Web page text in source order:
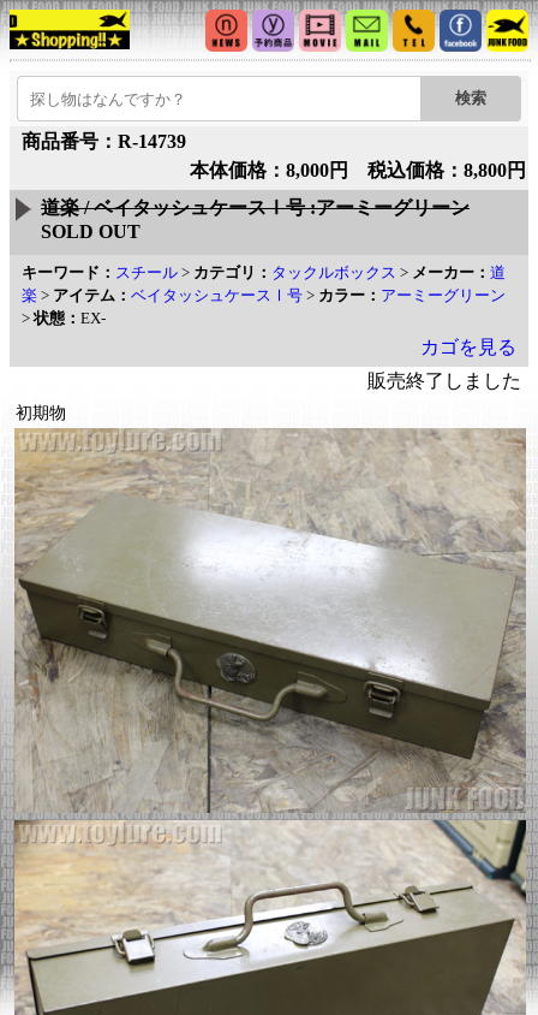
商品番号：R-14739
本体価格：8,000円 税込価格：8,800円
道楽 / ベイタッシュケースⅠ号 :アーミーグリーン
SOLD OUT
キーワード： スチール > カテゴリ： タックルボックス > メーカー： 道
楽 > アイテム： ベイタッシュケースⅠ号 > カラー： アーミーグリーン
>状態： EX-
カゴを見る
販売終了しました
初期物